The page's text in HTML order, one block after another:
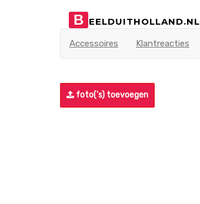
B EELDUITHOLLAND.NL
Accessoires Klantreacties
foto('s) toevoegen